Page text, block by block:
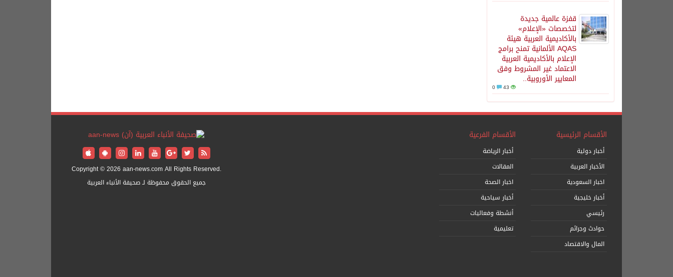
قفزة عالمية جديدة
لتخصصات «الإعلام»
بالأكاديمية العربية هيئة
AQAS الألمانية تمنح برامج
الإعلام بالأكاديمية العربية
الاعتماد غير المشروط وفق
المعايير الأوروبية..
43
الأقسام الرئيسية
أخبار دولية
الأخبار العربية
اخبار السعودية
أخبار خليجية
رئيسي
حوادث وجرائم
المال والاقتصاد
الأقسام الفرعية
أخبار الرياضة
المقالات
اخبار الصحة
أخبار سياحية
أنشطة وفعاليات
تعليمية
Copyright © 2026 aan-news.com All Rights Reserved.
جميع الحقوق محفوظة لـ صحيفة الأنباء العربية